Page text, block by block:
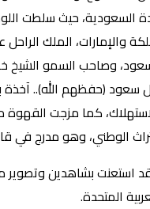
مهمة في تاريخ المملكة العربية السعودية
والإمارات، الملك
وصاحب السمو
(حفظهم الله).. آخذة
الوطني، وهو مدرج في
العمل لـ45 يوماً بلا
المتحدة.